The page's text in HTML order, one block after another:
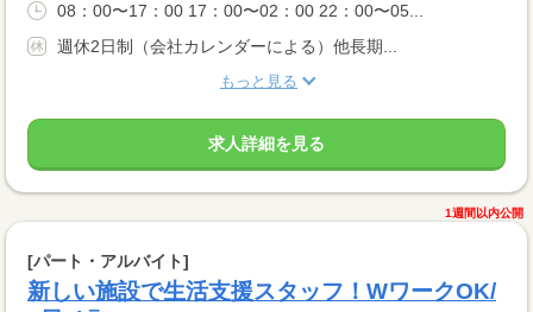
08：00〜17：00 17：00〜02：00 22：00〜05...
週休2日制（会社カレンダーによる）他長期...
もっと見る
求人詳細を見る
1週間以内公開
[パート・アルバイト]
新しい施設で生活支援スタッフ！WワークOK/